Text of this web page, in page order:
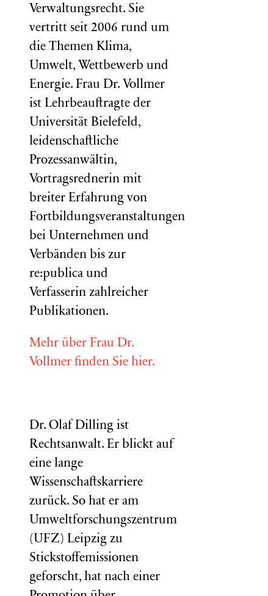
Verwaltungsrecht. Sie
vertritt seit 2006 rund um
die Themen Klima,
Umwelt, Wettbewerb und
Energie. Frau Dr. Vollmer
ist Lehrbeauftragte der
Universität Bielefeld,
leidenschaftliche
Prozessanwältin,
Vortragsrednerin mit
breiter Erfahrung von
Fortbildungsveranstaltungen
bei Unternehmen und
Verbänden bis zur
re:publica und
Verfasserin zahlreicher
Publikationen.
Mehr über Frau Dr.
Vollmer finden Sie hier.
Dr. Olaf Dilling ist
Rechtsanwalt. Er blickt auf
eine lange
Wissenschaftskarriere
zurück. So hat er am
Umweltforschungszentrum
(UFZ) Leipzig zu
Stickstoffemissionen
geforscht, hat nach einer